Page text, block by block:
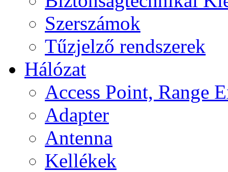
Szerszámok
Tűzjelző rendszerek
Hálózat
Access Point, Range
Adapter
Antenna
Kellékek